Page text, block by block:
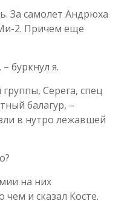
За самолет Андрюха
2. Причем еще
буркнул я.
Серега, спец
балагур, –
в нутро лежавшей
на них
чем и сказал Косте.